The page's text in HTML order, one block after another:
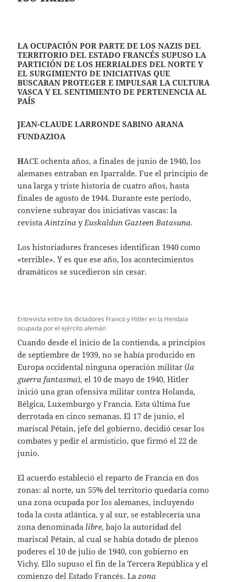
LA OCUPACIÓN POR PARTE DE LOS NAZIS DEL
TERRITORIO DEL ESTADO FRANCÉS SUPUSO LA
PARTICIÓN DE LOS HERRIALDES DEL NORTE Y
EL SURGIMIENTO DE INICIATIVAS QUE
BUSCABAN PROTEGER E IMPULSAR LA CULTURA
VASCA Y EL SENTIMIENTO DE PERTENENCIA AL
PAÍS
JEAN-CLAUDE LARRONDE SABINO ARANA
FUNDAZIOA
HACE ochenta años, a finales de junio de 1940, los
alemanes entraban en Iparralde. Fue el principio de
una larga y triste historia de cuatro años, hasta
finales de agosto de 1944. Durante este período,
conviene subrayar dos iniciativas vascas: la
revistaAintzina y Euskaldun Gazteen Batasuna.
Los historiadores franceses identifican 1940 como
«terrible». Y es que ese año, los acontecimientos
dramáticos se sucedieron sin cesar.
Entrevista entre los dictadores Franco y Hitler en la Hendaia
ocupada por el ejército alemán
Cuando desde el inicio de la contienda, a principios
de septiembre de 1939, no se había producido en
Europa occidental ninguna operación militar (la
guerra fantasma), el 10 de mayo de 1940, Hitler
inició una gran ofensiva militar contra Holanda,
Bélgica, Luxemburgo y Francia. Esta última fue
derrotada en cinco semanas. El 17 de junio, el
mariscal Pétain, jefe del gobierno, decidió cesar los
combates y pedir el armisticio, que firmó el 22 de
junio.
El acuerdo estableció el reparto de Francia en dos
zonas: al norte, un 55% del territorio quedaría como
una zona ocupada por los alemanes, incluyendo
toda la costa atlántica, y al sur, se establecería una
zona denominada libre, bajo la autoridad del
mariscal Pétain, al cual se había dotado de plenos
poderes el 10 de julio de 1940, con gobierno en
Vichy. Ello supuso el fin de la Tercera República y el
comienzo del Estado Francés. Lazona